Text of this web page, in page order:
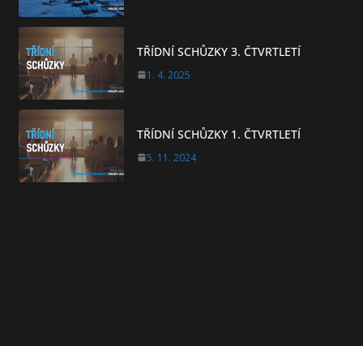
TŘÍDNÍ SCHŮZKY 3. ČTVRTLETÍ
1. 4. 2025
TŘÍDNÍ SCHŮZKY 1. ČTVRTLETÍ
5. 11. 2024